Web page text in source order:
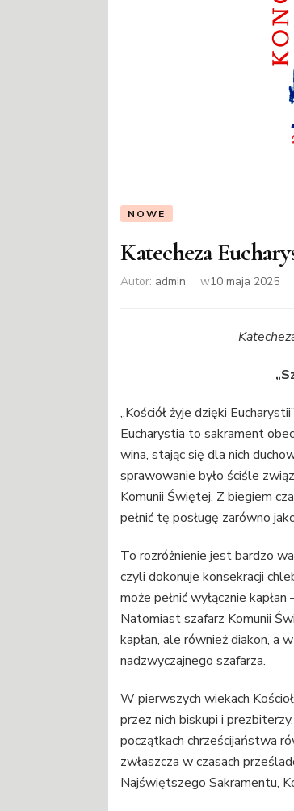
NOWE
Katecheza
Autor: admin w10 maja 2025
„Kościół żyje dzięki
Eucharystia to sakrament
wina, stając się dla nich
sprawowanie było ściśle
Komunii Świętej. Z biegiem
pełnić tę posługę zarówno
To rozróżnienie jest bardzo
czyli dokonuje konsekracji
może pełnić wyłącznie
Natomiast szafarz Komunii
kapłan, ale również diakon, a
nadzwyczajnego szafarza.
W pierwszych wiekach
przez nich biskupi i
początkach chrześcijaństwa
zwłaszcza w czasach
Najświętszego Sakramentu,